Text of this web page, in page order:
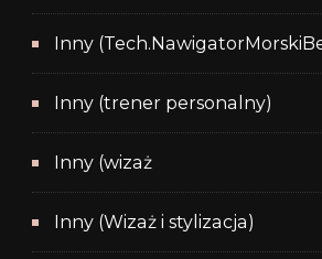
Inny
Inny (trener personalny)
Inny (wizaż
Inny (Wizaż i stylizacja)